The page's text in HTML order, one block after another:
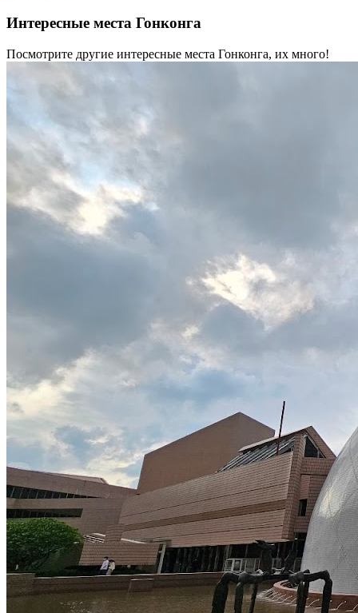
Интересные места Гонконга
Посмотрите другие интересные места Гонконга, их много!